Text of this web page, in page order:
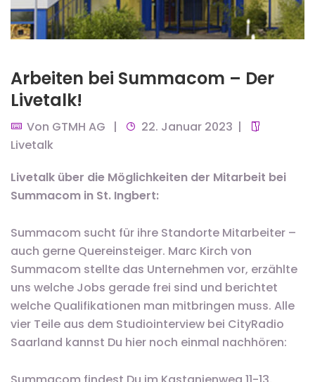
Arbeiten bei Summacom – Der
Livetalk!
Von GTMH AG
22. Januar 2023
Livetalk
Livetalk über die Möglichkeiten der Mitarbeit bei
Summacom in St. Ingbert:
Summacom sucht für ihre Standorte Mitarbeiter –
auch gerne Quereinsteiger. Marc Kirch von
Summacom stellte das Unternehmen vor, erzählte
uns welche Jobs gerade frei sind und berichtet
welche Qualifikationen man mitbringen muss. Alle
vier Teile aus dem Studiointerview bei CityRadio
Saarland kannst Du hier noch einmal nachhören: